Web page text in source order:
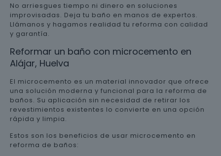
No arriesgues tiempo ni dinero en soluciones
improvisadas. Deja tu baño en manos de expertos.
Llámanos y hagamos realidad tu reforma con calidad
y garantía.
Reformar un baño con microcemento en
Alájar, Huelva
El microcemento es un material innovador que ofrece
una solución moderna y funcional para la reforma de
baños. Su aplicación sin necesidad de retirar los
revestimientos existentes lo convierte en una opción
rápida y limpia.
Estos son los beneficios de usar microcemento en
reforma de baños: